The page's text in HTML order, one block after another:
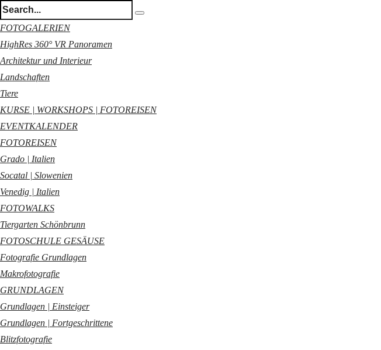
FOTOGALERIEN
HighRes 360° VR Panoramen
Architektur und Interieur
Landschaften
Tiere
KURSE | WORKSHOPS | FOTOREISEN
EVENTKALENDER
FOTOREISEN
Grado | Italien
Socatal | Slowenien
Venedig | Italien
FOTOWALKS
Tiergarten Schönbrunn
FOTOSCHULE GESÄUSE
Fotografie Grundlagen
Makrofotografie
GRUNDLAGEN
Grundlagen | Einsteiger
Grundlagen | Fortgeschrittene
Blitzfotografie